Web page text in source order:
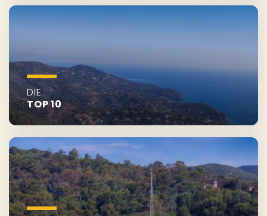
DIE
TOP 10